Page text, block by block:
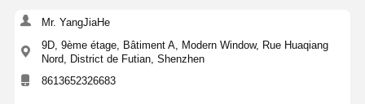
Transistor de transistor MOSFET
Mr. YangJiaHe
9D, 9ème étage, Bâtiment A, Modern Window, Rue Huaqiang
Nord, District de Futian, Shenzhen
8613652326683